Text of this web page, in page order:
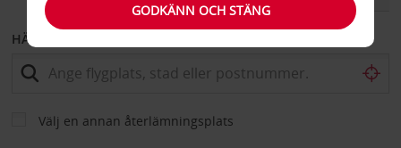
HÄMTA FRÅN
Välj en annan återlämningsplats
GODKÄNN OCH STÄNG